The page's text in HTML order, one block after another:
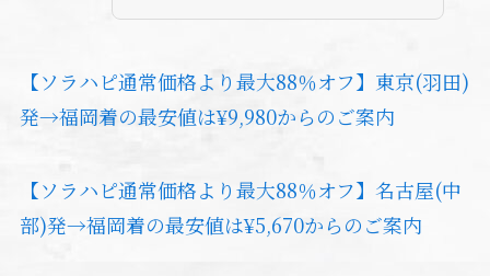
【ソラハピ通常価格より最大88％オフ】東京(羽田)
発→福岡着の最安値は¥9,980からのご案内
【ソラハピ通常価格より最大88％オフ】名古屋(中
部)発→福岡着の最安値は¥5,670からのご案内